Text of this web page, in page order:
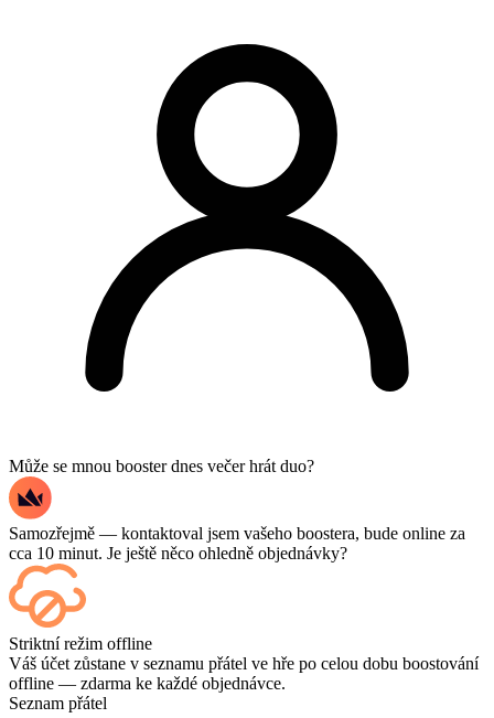
Může se mnou booster dnes večer hrát duo?
Samozřejmě — kontaktoval jsem vašeho boostera, bude online za
cca 10 minut. Je ještě něco ohledně objednávky?
Ano – každý zápas se po dokončení zobrazí na vašem ovládacím
panelu, a pokud chcete sledovat samotné hry, přidejte si při placení
možnost Streaming.
Striktní režim offline
Váš účet zůstane v seznamu přátel ve hře po celou dobu boostování
offline — zdarma ke každé objednávce.
Seznam přátel